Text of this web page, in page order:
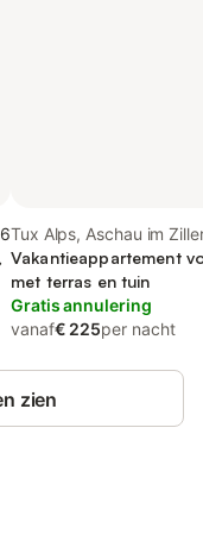
Tux Alps, Aschau im
Vakantieappartement
met terras en tuin
Gratis annulering
vanaf€ 225per nacht
zien